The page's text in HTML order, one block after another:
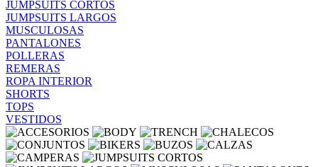
JUMPSUITS CORTOS
JUMPSUITS LARGOS
MUSCULOSAS
PANTALONES
POLLERAS
REMERAS
ROPA INTERIOR
SHORTS
TOPS
VESTIDOS